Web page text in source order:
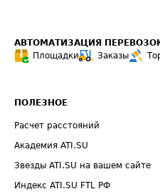
АВТОМАТИЗАЦИЯ
Площадки
Заказы
ПОЛЕЗНОЕ
Расчет расстояний
Академия ATI.SU
Звезды ATI.SU на вашем сайте
Индекс ATI.SU FTL РФ